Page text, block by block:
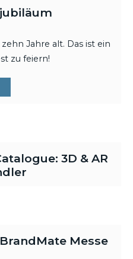
Jahre alt. Das ist ein
zu feiern!
3D & AR
Messe